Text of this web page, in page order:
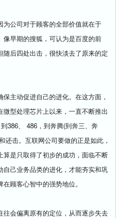
公司对于顾客的全部价值就在于
早期的搜狐，可认为是百度的前
后四处出击，很快淡去了原来的定
主动促进自己的进化。在这方面，
型处理芯片上以来，一直不断推出
386、 486，到奔腾(到奔三、奔
还击。互联网公司要做的正是如此，
是只取得了初步的成功，面临不断
己业务品类的进化，才能夯实和巩
顾客心智中的强势地位。
会偏离原有的定位，从而逐步失去